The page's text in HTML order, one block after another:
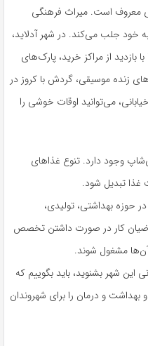
معروف است. میراث فرهنگی
خود جلب می‌کند. در شهر آدلاید،
بازدید از مراکز خرید، پارک‌های
زنده موسیقی، گردش با کروز در
می‌توانید اوقات خوشی را
رستوران و ‌کافی‌شاپ وجود دارد. تنوع غذاهای
تبدیل شود.
حوزه بهداشتی، تولیدی،
کار در صورت داشتن تخصص
آن‌ها مشغول شوند.
این شهر بشنوید، باید بگوییم که
و درمان را برای شهروندان